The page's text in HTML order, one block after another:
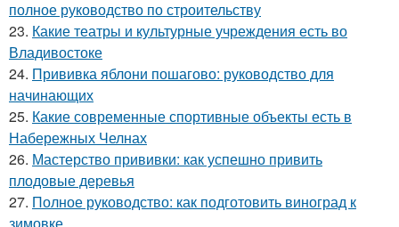
полное руководство по строительству
23. Какие театры и культурные учреждения есть во
Владивостоке
24. Прививка яблони пошагово: руководство для
начинающих
25. Какие современные спортивные объекты есть в
Набережных Челнах
26. Мастерство прививки: как успешно привить
плодовые деревья
27. Полное руководство: как подготовить виноград к